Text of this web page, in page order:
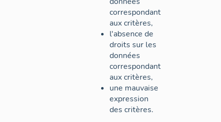
correspondant
aux critères,
l'absence de
droits sur les
données
correspondant
aux critères,
une mauvaise
expression
des critères.